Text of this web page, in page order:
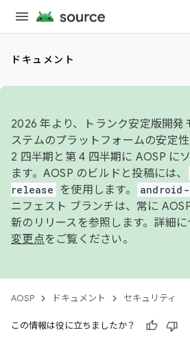
ドキュメント
2026 年より、トランク安定版開発
ステムのプラットフォームの安定
2 四半期と第 4 四半期に AOSP に
ます。AOSP のビルドと投稿には、
release
を使用します。
ニフェスト ブランチは、常に
新のリリースを参照します。詳細
変更点をご覧ください。
AOSP ドキュメント セキュリティ
この情報は役に立ちましたか？